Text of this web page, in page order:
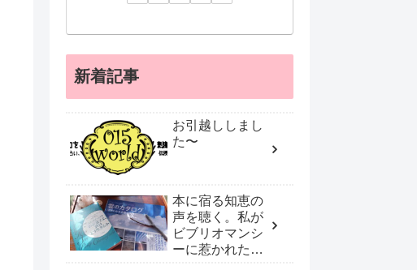
新着記事
お引越ししまし
た〜
本に宿る知恵の
声を聴く。私が
ビブリオマンシ
ーに惹かれたワ